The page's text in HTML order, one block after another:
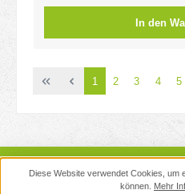
In den
Seite
1 Seite
2 Seite
3 Seite
4 5
Newsletter
Diese Website verwendet Cookies, um
können. Mehr